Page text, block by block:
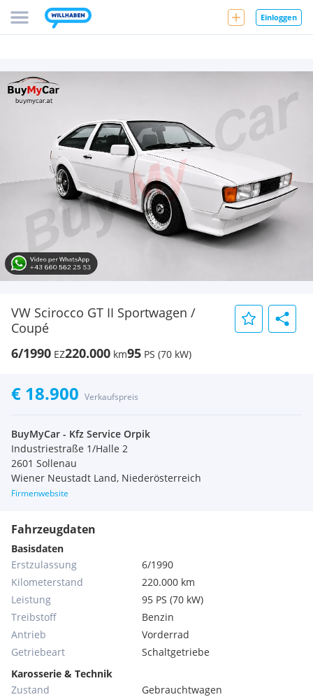
Einloggen
VW Scirocco GT II Sportwagen /
Coupé
6/1990 EZ220.000 km95 PS (70 kW)
€ 18.900 Verkaufspreis
BuyMyCar - Kfz Service Orpik
Industriestraße 1/Halle 2
2601 Sollenau
Wiener Neustadt Land, Niederösterreich
Firmenwebsite
Fahrzeugdaten
Basisdaten
Erstzulassung
6/1990
Kilometerstand
220.000 km
Leistung
95 PS (70 kW)
Treibstoff
Benzin
Antrieb
Vorderrad
Getriebeart
Schaltgetriebe
Karosserie & Technik
Zustand
Gebrauchtwagen